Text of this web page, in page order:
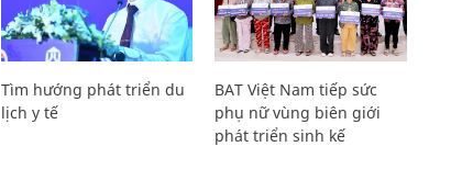
Tìm hướng phát triển du
lịch y tế
BAT Việt Nam tiếp sức
phụ nữ vùng biên giới
phát triển sinh kế